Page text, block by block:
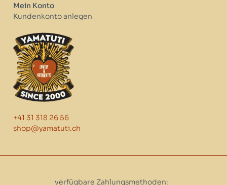
Mein Konto
Kundenkonto anlegen
+41 31 318 26 56
shop@yamatuti.ch
verfügbare Zahlungsmethoden: